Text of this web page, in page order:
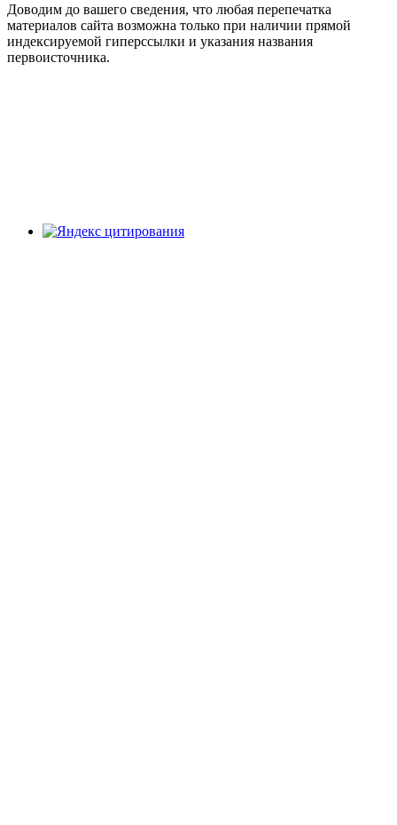
Доводим до вашего сведения, что любая перепечатка
материалов сайта возможна только при наличии прямой
индексируемой гиперссылки и указания названия
первоисточника.